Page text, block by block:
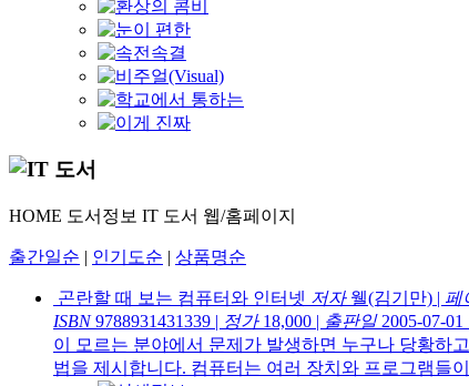
HOME 도서정보 IT 도서 웹/홈페이지
출간일순 | 인기도순 | 상품명순
곤란할 때 보는 컴퓨터와 인터넷 저자웰(김기만) | 페
ISBN9788931431339 | 정가18,000 | 출판일2005-07-01
이 모르는 분야에서 문제가 발생하면 누구나 당황하
법을 제시합니다. 컴퓨터는 여러 장치와 프로그램들